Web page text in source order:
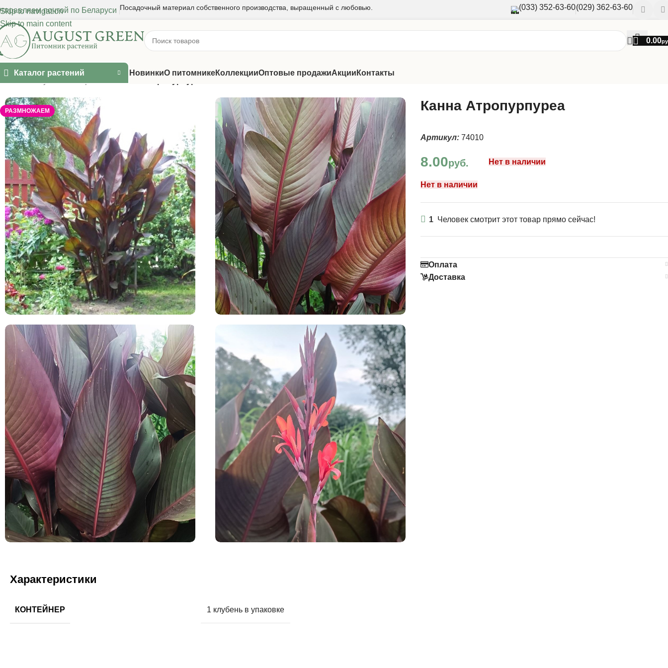
Skip to navigation
Skip to main content
почтой по Беларуси Посадочный материал собственного производства, выращенный с любовью. (033) 352-63-60(029) 362-63-60
0.00
Каталог растений НовинкиО питомникеКоллекцииОптовые продажиАкции Контакты
РАЗМНОЖАЕМ Канна Атропурпуреа
Артикул: 74010
8.00руб. Нет в наличии
Нет в наличии
1 Человек смотрит этот товар прямо сейчас!
Оплата
Доставка
Характеристики
КОНТЕЙНЕР 1 клубень в упаковке